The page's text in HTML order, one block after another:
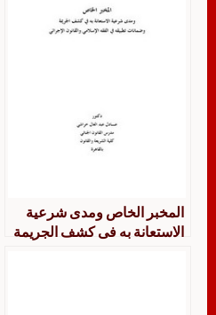
المخبر الخاص ومدى شرعية
الاستعانة به فى كشف الجريمة